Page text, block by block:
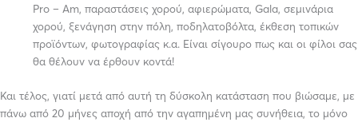
Pro – Am, παραστάσεις χορού, αφιερώματα, Gala, σεμινάρια
χορού, ξενάγηση στην πόλη, ποδηλατοβόλτα, έκθεση τοπικών
προϊόντων, φωτογραφίας κ.α. Είναι σίγουρο πως και οι φίλοι σας
θα θέλουν να έρθουν κοντά!
Και τέλος, γιατί μετά από αυτή τη δύσκολη κατάσταση που βιώσαμε, με
πάνω από 20 μήνες αποχή από την αγαπημένη μας συνήθεια, το μόνο